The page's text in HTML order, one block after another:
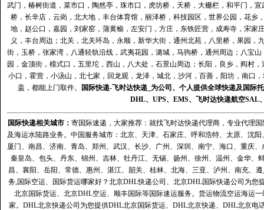
武门，椿树街道，菜市口，陶然亭，珠市口，虎坊桥，天桥，大栅栏，和平门，
桥，长辛店，云岗，北大地，丰台体育馆，丽泽桥，科技园区，世界公园，花
地，赵公口，嘉园，刘家窑，蒲黄榆，左安门，方庄，东铁匠营，成寿寺，宋
义，丰台周边；北关，北关环岛，永顺，新华大街，通州北苑，八里桥，果园
街，玉桥，张家湾，八通轻轨沿线，武夷花园，潞城，马驹桥，通州周边；八宝
园，金顶街，模式口，五里坨，西山，八大处，石景山周边；长阳，良乡，阎村
小口，霍营，小汤山，北七家，回龙观，龙泽，城北，沙河，百善，阳坊，南口
盖，都能上门取件。
国际快递-飞时达快递_为公司、个人提供全球快递及国际
DHL、 UPS、 EMS、 飞时达快递航空SAL
国际快递相关城市： 寄国际速递，大家推荐：就找飞时达快递代理商，专业代理
及海运水陆路业务。中国服务城市：北京、天津、石家庄、呼和浩特、太原、沈
厦门、南昌、济南、青岛、郑州、武汉、长沙、广州、深圳、南宁、海口、重庆
秦皇岛、包头、丹东、锦州、吉林、牡丹江、无锡、扬州、徐州、温州、金华
昌、襄阳、岳阳、常德、惠州、湛江、韶关、桂林、北海、三亚、泸州、南充、
务,国际空运、国际货运哪家好？北京DHL快递公司、北京DHL国际快递公司为
北京国际货运、北京DHL空运、顺丰国际等国际速运服务。货运物流空运海运
家。DHL北京快递公司为您提供DHL北京国际货运、DHL北京快递、DHL北京电